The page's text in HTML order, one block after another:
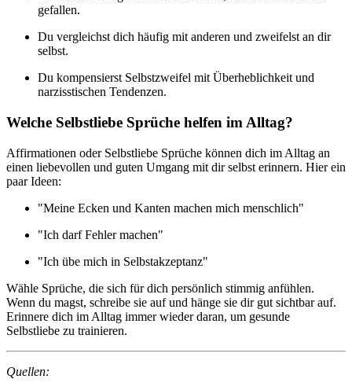
gefallen.
Du vergleichst dich häufig mit anderen und zweifelst an dir
selbst.
Du kompensierst Selbstzweifel mit Überheblichkeit und
narzisstischen Tendenzen.
Welche Selbstliebe Sprüche helfen im Alltag?
Affirmationen oder Selbstliebe Sprüche können dich im Alltag an
einen liebevollen und guten Umgang mit dir selbst erinnern. Hier ein
paar Ideen:
"Meine Ecken und Kanten machen mich menschlich"
"Ich darf Fehler machen"
"Ich übe mich in Selbstakzeptanz"
Wähle Sprüche, die sich für dich persönlich stimmig anfühlen.
Wenn du magst, schreibe sie auf und hänge sie dir gut sichtbar auf.
Erinnere dich im Alltag immer wieder daran, um gesunde
Selbstliebe zu trainieren.
Quellen: